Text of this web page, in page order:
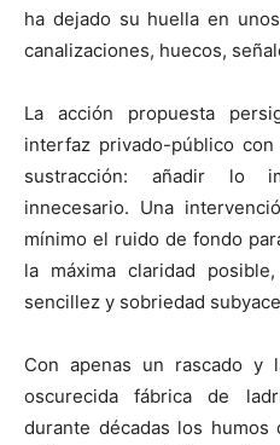
ha dejado su huella en
canalizaciones, huecos,
La acción propuesta
interfaz privado-público
sustracción: añadir lo
innecesario. Una
mínimo el ruido de fondo
la máxima claridad
sencillez y sobriedad
Con apenas un rascado y
oscurecida fábrica de
durante décadas los